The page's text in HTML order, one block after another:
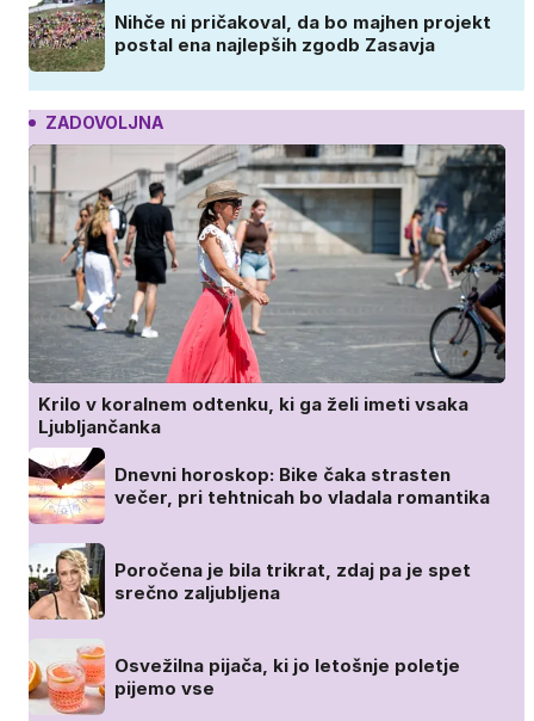
Nihče ni pričakoval, da bo majhen projekt
postal ena najlepših zgodb Zasavja
ZADOVOLJNA
Krilo v koralnem odtenku, ki ga želi imeti vsaka
Ljubljančanka
Dnevni horoskop: Bike čaka strasten
večer, pri tehtnicah bo vladala romantika
Poročena je bila trikrat, zdaj pa je spet
srečno zaljubljena
Osvežilna pijača, ki jo letošnje poletje
pijemo vse